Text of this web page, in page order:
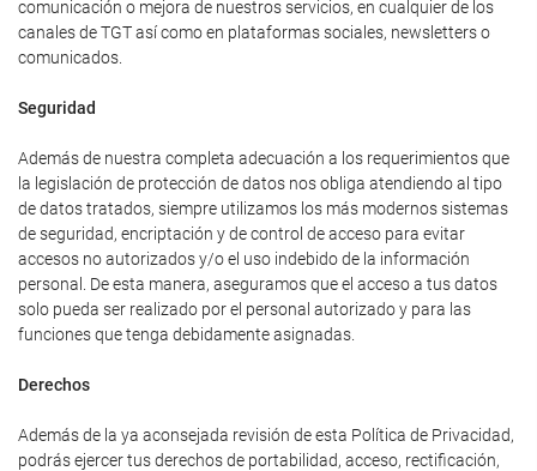
comunicación o mejora de nuestros servicios, en cualquier de los
canales de TGT así como en plataformas sociales, newsletters o
comunicados.
Seguridad
Además de nuestra completa adecuación a los requerimientos que
la legislación de protección de datos nos obliga atendiendo al tipo
de datos tratados, siempre utilizamos los más modernos sistemas
de seguridad, encriptación y de control de acceso para evitar
accesos no autorizados y/o el uso indebido de la información
personal. De esta manera, aseguramos que el acceso a tus datos
solo pueda ser realizado por el personal autorizado y para las
funciones que tenga debidamente asignadas.
Derechos
Además de la ya aconsejada revisión de esta Política de Privacidad,
podrás ejercer tus derechos de portabilidad, acceso, rectificación,